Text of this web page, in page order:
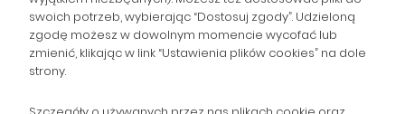
Gromadzka 46
Zapisz się na Newsletter i
swoich potrzeb, wybierając “Dostosuj zgody”. Udzieloną
zgodę możesz w dowolnym momencie wycofać lub
zmienić, klikając w link “Ustawienia plików cookies” na dole
strony.